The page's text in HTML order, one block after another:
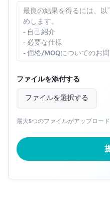
ファイルを添付する
ファイルを選択する
最大5つのファイルがアップロー